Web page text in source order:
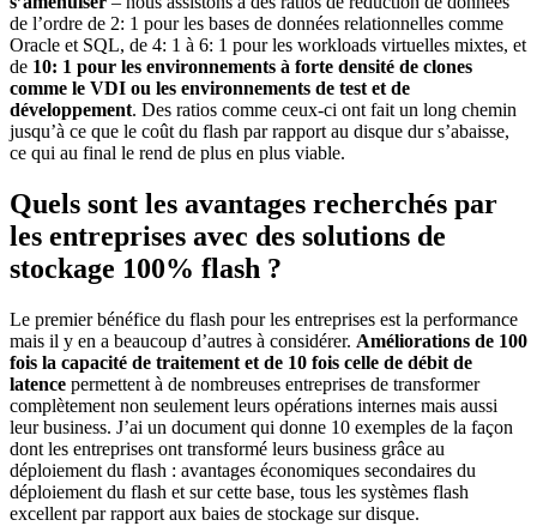
de l’ordre de 2: 1 pour les bases de données relationnelles comme
Oracle et SQL, de 4: 1 à 6: 1 pour les workloads virtuelles mixtes, et
de 10: 1 pour les environnements à forte densité de clones
comme le VDI ou les environnements de test et de
développement. Des ratios comme ceux-ci ont fait un long chemin
jusqu’à ce que le coût du flash par rapport au disque dur s’abaisse,
ce qui au final le rend de plus en plus viable.
Quels sont les avantages recherchés par
les entreprises avec des solutions de
stockage 100% flash ?
Le premier bénéfice du flash pour les entreprises est la performance
mais il y en a beaucoup d’autres à considérer. Améliorations de 100
fois la capacité de traitement et de 10 fois celle de débit de
latence permettent à de nombreuses entreprises de transformer
complètement non seulement leurs opérations internes mais aussi
leur business. J’ai un document qui donne 10 exemples de la façon
dont les entreprises ont transformé leurs business grâce au
déploiement du flash : avantages économiques secondaires du
déploiement du flash et sur cette base, tous les systèmes flash
excellent par rapport aux baies de stockage sur disque.